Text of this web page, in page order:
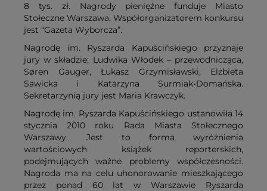
8 tys. zł. Nagrody pieniężne funduje Miasto
Stołeczne Warszawa. Współorganizatorem konkursu
jest “Gazeta Wyborcza”.
Nagrodę im. Ryszarda Kapuścińskiego przyznaje
jury w składzie: Ludwika Włodek – przewodnicząca,
Søren Gauger, Łukasz Grzymisławski, Elżbieta
Sawicka i Katarzyna Surmiak-Domańska.
Sekretarzynią jury jest Maria Krawczyk.
Nagrodę im. Ryszarda Kapuścińskiego ustanowiła 14
stycznia 2010 roku Rada Miasta Stołecznego
Warszawy. Jest to forma wyróżnienia
wartościowych książek reporterskich,
podejmujących ważne problemy współczesności.
Nagroda ma na celu uhonorowanie mieszkającego
przez ponad 60 lat w Warszawie Ryszarda